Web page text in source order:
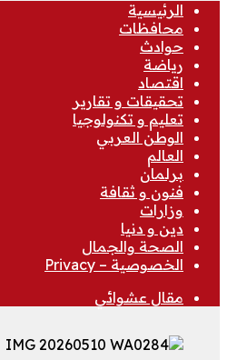
الرئيسية
محافظات
حوادث
رياضة
اقتصاد
تحقيقات و تقارير
تعليم و تكنولوجيا
الوطن العربي
العالم
برلمان
فنون و ثقافة
وزارات
دين و دنيا
الصحة والجمال
الخصوصية – Privacy
مقال عشوائي